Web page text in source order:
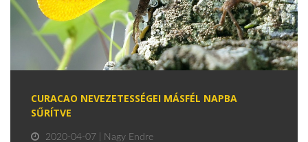
CURACAO NEVEZETESSÉGEI MÁSFÉL NAPBA
SŰRÍTVE
2020-04-07 | Nagy Endre